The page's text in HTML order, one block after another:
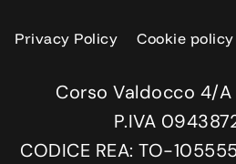
Privacy Policy Cookie policy
Corso Valdocco 4/A
P.IVA
CODICE REA: TO-